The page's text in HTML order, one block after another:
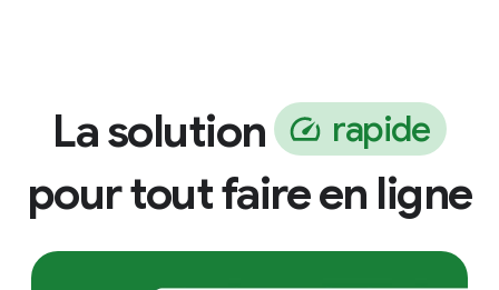
La solution rapide
pour tout faire en ligne